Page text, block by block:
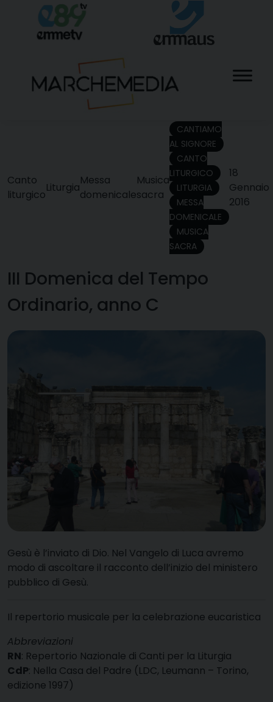
content
Canto
liturgico
Liturgia
Messa
domenicale
Musica
sacra
CANTIAMO
AL SIGNORE
CANTO
LITURGICO
LITURGIA
MESSA
DOMENICALE
MUSICA
SACRA
18
Gennaio
2016
III Domenica del Tempo
Ordinario, anno C
Gesù è l’inviato di Dio. Nel Vangelo di Luca avremo
modo di ascoltare il racconto dell’inizio del ministero
pubblico di Gesù.
Il repertorio musicale per la celebrazione eucaristica
Abbreviazioni
RN: Repertorio Nazionale di Canti per la Liturgia
CdP: Nella Casa del Padre (LDC, Leumann – Torino,
edizione 1997)